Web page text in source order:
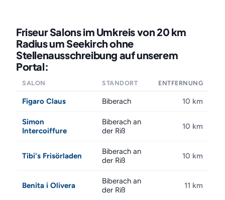
Friseur Salons im Umkreis von 20 km
Radius um Seekirch ohne
Stellenausschreibung auf unserem
Portal:
SALON STANDORT ENTFERNUNG
Figaro Claus Biberach 10 km
Simon
Intercoiffure
Biberach an
der Riß
10 km
Tibi's Frisörladen
Biberach an
der Riß
10 km
Benita i Olivera
Biberach an
der Riß
11 km